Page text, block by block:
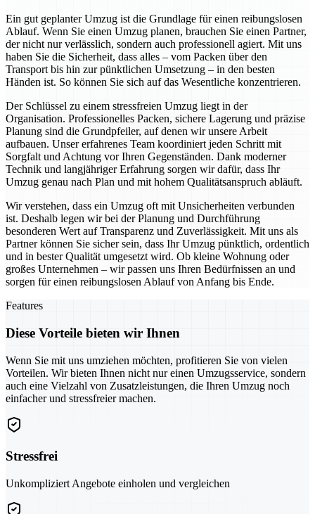
Ein gut geplanter Umzug ist die Grundlage für einen reibungslosen
Ablauf. Wenn Sie einen Umzug planen, brauchen Sie einen Partner,
der nicht nur verlässlich, sondern auch professionell agiert. Mit uns
haben Sie die Sicherheit, dass alles – vom Packen über den
Transport bis hin zur pünktlichen Umsetzung – in den besten
Händen ist. So können Sie sich auf das Wesentliche konzentrieren.
Der Schlüssel zu einem stressfreien Umzug liegt in der
Organisation. Professionelles Packen, sichere Lagerung und präzise
Planung sind die Grundpfeiler, auf denen wir unsere Arbeit
aufbauen. Unser erfahrenes Team koordiniert jeden Schritt mit
Sorgfalt und Achtung vor Ihren Gegenständen. Dank moderner
Technik und langjähriger Erfahrung sorgen wir dafür, dass Ihr
Umzug genau nach Plan und mit hohem Qualitätsanspruch abläuft.
Wir verstehen, dass ein Umzug oft mit Unsicherheiten verbunden
ist. Deshalb legen wir bei der Planung und Durchführung
besonderen Wert auf Transparenz und Zuverlässigkeit. Mit uns als
Partner können Sie sicher sein, dass Ihr Umzug pünktlich, ordentlich
und in bester Qualität umgesetzt wird. Ob kleine Wohnung oder
großes Unternehmen – wir passen uns Ihren Bedürfnissen an und
sorgen für einen reibungslosen Ablauf von Anfang bis Ende.
Features
Diese Vorteile bieten wir Ihnen
Wenn Sie mit uns umziehen möchten, profitieren Sie von vielen
Vorteilen. Wir bieten Ihnen nicht nur einen Umzugsservice, sondern
auch eine Vielzahl von Zusatzleistungen, die Ihren Umzug noch
einfacher und stressfreier machen.
Stressfrei
Unkompliziert Angebote einholen und vergleichen